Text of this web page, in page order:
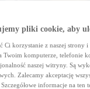
pliki cookie, aby
Ci korzystanie z naszej
Twoim komputerze, telefonie
naszej witryny. Są
Zalecamy akceptację
informacje na ten